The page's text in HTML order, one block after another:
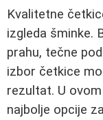
Kvalitetne
izgleda šminke.
prahu, tečne
izbor četkice
rezultat. U
najbolje opcije